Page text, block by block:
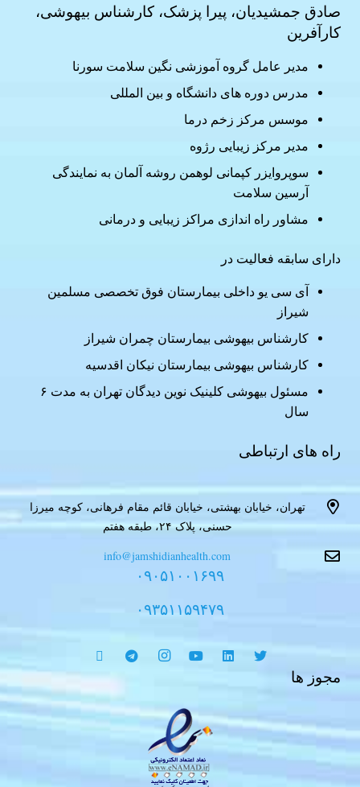
صادق جمشیدیان، پیرا پزشک، کارشناس بیهوشی،
کارآفرین
مدیر عامل گروه آموزشی نگین سلامت سورنا
مدرس دوره های دانشگاه و بین المللی
موسس مرکز زخم درما
مدیر مرکز زیبایی رژوه
سوپروایزر کپمانی لوهمن روشه آلمان به نمایندگی
آرسین سلامت
مشاور راه اندازی مراکز زیبایی و درمانی
دارای سابقه فعالیت در
آی سی یو داخلی بیمارستان فوق تخصصی مسلمین
شیراز
کارشناس بیهوشی بیمارستان چمران شیراز
کارشناس بیهوشی بیمارستان نیکان اقدسیه
مسئول بیهوشی کلینیک نوین دیدگان تهران به مدت ۶
سال
راه های ارتباطی
تهران، خیابان بهشتی، خیابان قائم مقام فرهانی، کوچه میرزا
حسنی، پلاک ۲۴، طبقه هفتم
info@jamshidianhealth.com
۰۹۰۵۱۰۰۱۶۹۹
۰۹۳۵۱۱۵۹۴۷۹
مجوز ها